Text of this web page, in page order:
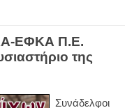
ΕΦΚΑ Π.Ε.
της
Συνάδελφοι